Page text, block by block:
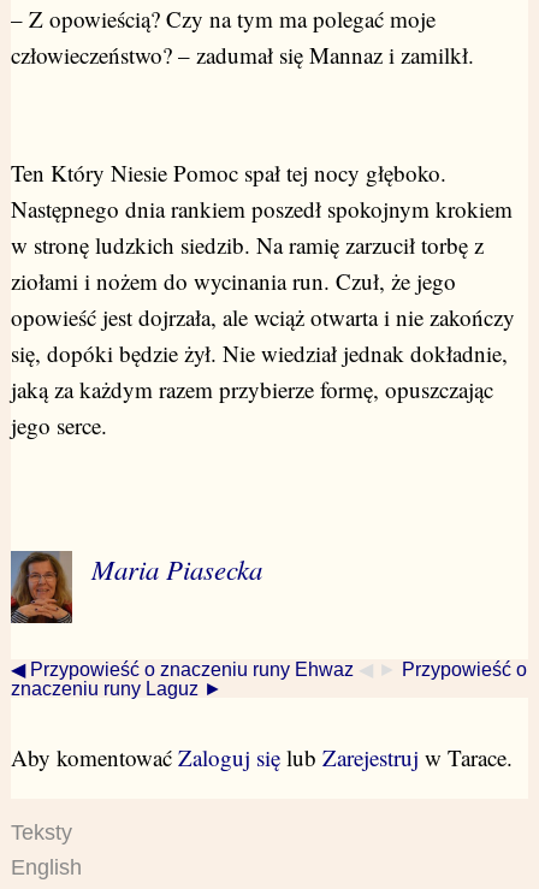
– Z opowieścią? Czy na tym ma polegać moje
człowieczeństwo? – zadumał się Mannaz i zamilkł.
Ten Który Niesie Pomoc spał tej nocy głęboko.
Następnego dnia rankiem poszedł spokojnym krokiem
w stronę ludzkich siedzib. Na ramię zarzucił torbę z
ziołami i nożem do wycinania run. Czuł, że jego
opowieść jest dojrzała, ale wciąż otwarta i nie zakończy
się, dopóki będzie żył. Nie wiedział jednak dokładnie,
jaką za każdym razem przybierze formę, opuszczając
jego serce.
Maria Piasecka
◀ Przypowieść o znaczeniu runy Ehwaz ◀ ►
Przypowieść o
znaczeniu runy Laguz ►
Aby komentować Zaloguj sięlub Zarejestruj w Tarace.
Teksty
English